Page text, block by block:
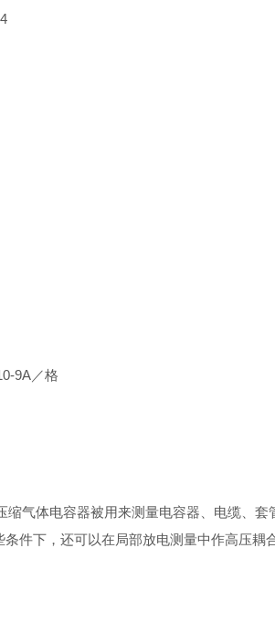
9A／格
气体电容器被用来测量电容器、电缆、套
件下，还可以在局部放电测量中作高压耦